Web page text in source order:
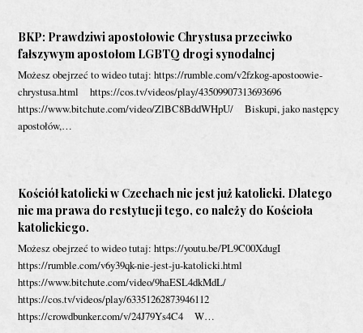
BKP: Prawdziwi apostołowie Chrystusa przeciwko
fałszywym apostołom LGBTQ drogi synodalnej
Możesz obejrzeć to wideo tutaj: https://rumble.com/v2fzkog-apostoowie-
chrystusa.html https://cos.tv/videos/play/43509907313693696
https://www.bitchute.com/video/ZlBC8BddWHpU/ Biskupi, jako następcy
apostołów,…
Kościół katolicki w Czechach nie jest już katolicki. Dlatego
nie ma prawa do restytucji tego, co należy do Kościoła
katolickiego.
Możesz obejrzeć to wideo tutaj: https://youtu.be/PL9C00XdugI
https://rumble.com/v6y39qk-nie-jest-ju-katolicki.html
https://www.bitchute.com/video/9haESL4dkMdL/
https://cos.tv/videos/play/63351262873946112
https://crowdbunker.com/v/24J79Ys4C4 W…